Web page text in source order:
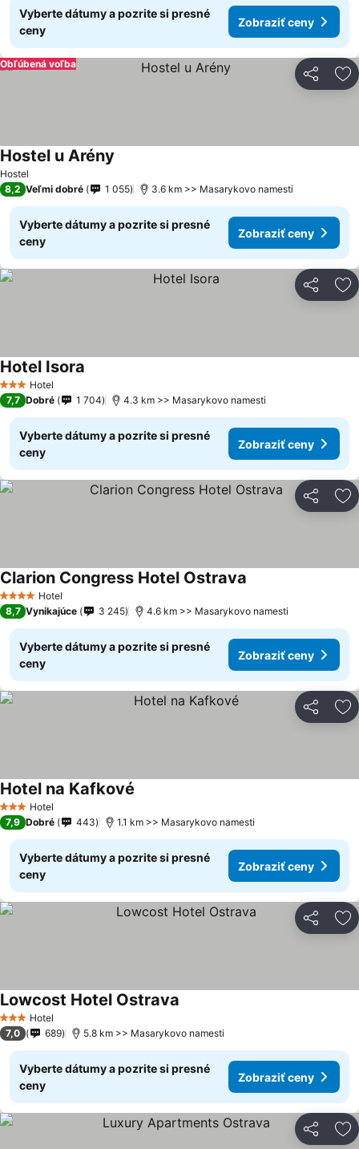
Vyberte dátumy a pozrite si presné
ceny
Zobraziť ceny
Zdieľať
Obľúbená voľba
Hostel
Hostel u Arény
8,2 Veľmi dobré 1 055 3.6 km >> Masarykovo namesti
Vyberte dátumy a pozrite si presné
ceny
Zobraziť ceny
Zdieľať
3 Počet hviezdičiek
Hotel
Hotel Isora
7,7 Dobré 1 704 4.3 km >> Masarykovo namesti
Vyberte dátumy a pozrite si presné
ceny
Zobraziť ceny
Zdieľať
4 Počet hviezdičiek
Hotel
Clarion Congress Hotel Ostrava
8,7 Vynikajúce 3 245 4.6 km >> Masarykovo namesti
Vyberte dátumy a pozrite si presné
ceny
Zobraziť ceny
Zdieľať
3 Počet hviezdičiek
Hotel
Hotel na Kafkové
7,9 Dobré 443 1.1 km >> Masarykovo namesti
Vyberte dátumy a pozrite si presné
ceny
Zobraziť ceny
Zdieľať
3 Počet hviezdičiek
Hotel
Lowcost Hotel Ostrava
7,0 689 5.8 km >> Masarykovo namesti
Vyberte dátumy a pozrite si presné
ceny
Zobraziť ceny
Zdieľať